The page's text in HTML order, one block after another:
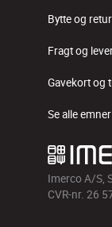
Bytte og retur
Fragt og
Gavekort og
Se alle emner
Imerco A/S,
CVR-nr. 26